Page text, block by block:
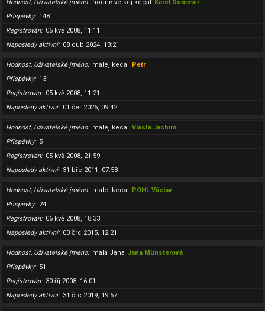
Hodnost, Uživatelské jméno hodně velkej kecal
Karel Sommer
Příspěvky
148
Registrován
05 kvě 2008, 11:11
Naposledy aktivní
08 dub 2024, 13:21
Hodnost, Uživatelské jméno malej kecal Petr
Příspěvky
13
Registrován
05 kvě 2008, 11:21
Naposledy aktivní
01 čer 2026, 09:42
Hodnost, Uživatelské jméno malej kecal Vlasta Jachim
Příspěvky
5
Registrován
05 kvě 2008, 21:59
Naposledy aktivní
31 bře 2011, 07:58
Hodnost, Uživatelské jméno malej kecal POHL Václav
Příspěvky
24
Registrován
06 kvě 2008, 18:33
Naposledy aktivní
03 črc 2015, 12:21
Hodnost, Uživatelské jméno malá Jana Jana Münsterová
Příspěvky
51
Registrován
30 říj 2008, 16:01
Naposledy aktivní
31 črc 2019, 19:57